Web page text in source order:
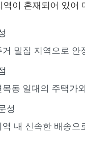
역이 혼재되어 있어
거 밀집 지역으로 안
목동 일대의 주택가
성
역 내 신속한 배송으